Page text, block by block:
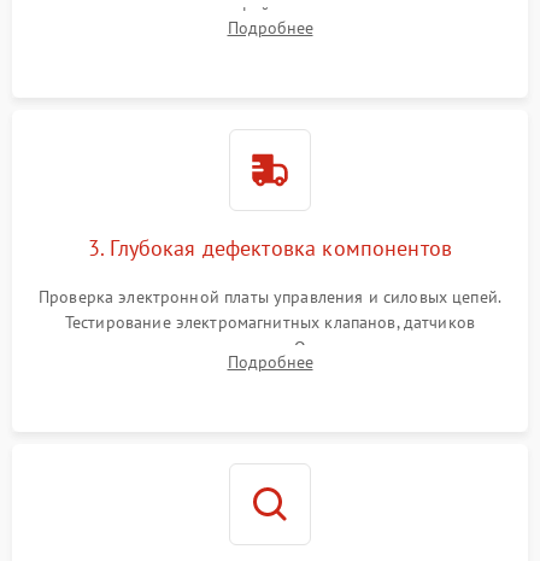
внутренних узлов от кофейных масел, жмыха и накипи.
Промывка дренажных каналов и фильтров с использованием
Подробнее
3. Глубокая дефектовка компонентов
Проверка электронной платы управления и силовых цепей.
Тестирование электромагнитных клапанов, датчиков
температуры и расходомера. Оценка степени износа
жерновов кофемолки, уплотнительных колец гидросистемы
Подробнее